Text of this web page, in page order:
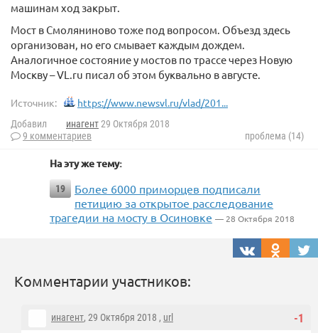
машинам ход закрыт.
Мост в Смоляниново тоже под вопросом. Объезд здесь
организован, но его смывает каждым дождем.
Аналогичное состояние у мостов по трассе через Новую
Москву – VL.ru писал об этом буквально в августе.
Источник: https://www.newsvl.ru/vlad/201...
Добавил инагент29 Октября 2018
9 комментариев
проблема (14)
На эту же тему:
19
Более 6000 приморцев подписали
петицию за открытое расследование
трагедии на мосту в Осиновке — 28 Октября 2018
Комментарии участников:
-1
инагент, 29 Октября 2018 , url